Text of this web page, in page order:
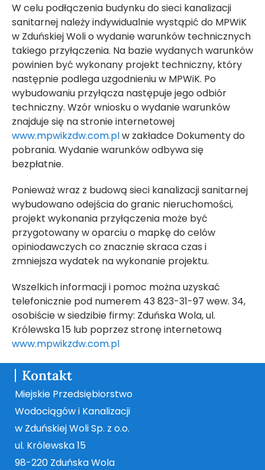
W celu podłączenia budynku do sieci kanalizacji
sanitarnej należy indywidualnie wystąpić do MPWiK
w Zduńskiej Woli o wydanie warunków technicznych
takiego przyłączenia. Na bazie wydanych warunków
powinien być wykonany projekt techniczny, który
następnie podlega uzgodnieniu w MPWiK. Po
wybudowaniu przyłącza następuje jego odbiór
techniczny. Wzór wniosku o wydanie warunków
znajduje się na stronie internetowej
www.mpwikzdw.com.plw zakładce Dokumenty do
pobrania. Wydanie warunków odbywa się
bezpłatnie.
Ponieważ wraz z budową sieci kanalizacji sanitarnej
wybudowano odejścia do granic nieruchomości,
projekt wykonania przyłączenia może być
przygotowany w oparciu o mapkę do celów
opiniodawczych co znacznie skraca czas i
zmniejsza wydatek na wykonanie projektu.
Wszelkich informacji i pomoc można uzyskać
telefonicznie pod numerem 43 823-31-97 wew. 34,
osobiście w siedzibie firmy: Zduńska Wola, ul.
Królewska 15 lub poprzez stronę internetową
www.mpwikzdw.com.pl
Kontakt
Miejskie Przedsiębiorstwo
Wodociągów i Kanalizacji
w Zduńskiej Woli Sp. z o.o.
ul. Królewska 15
98-220 Zduńska Wola